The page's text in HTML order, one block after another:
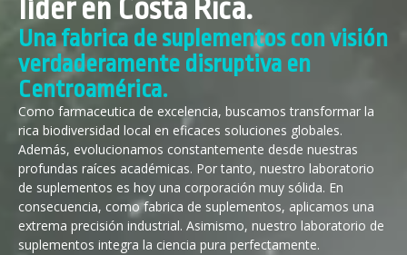
líder en Costa Rica.
Una fabrica de suplementos con visión
verdaderamente disruptiva en
Centroamérica.
Como farmaceutica de excelencia, buscamos transformar la
rica biodiversidad local en eficaces soluciones globales.
Además, evolucionamos constantemente desde nuestras
profundas raíces académicas. Por tanto, nuestro laboratorio
de suplementos es hoy una corporación muy sólida. En
consecuencia, como fabrica de suplementos, aplicamos una
extrema precisión industrial. Asimismo, nuestro laboratorio de
suplementos integra la ciencia pura perfectamente.